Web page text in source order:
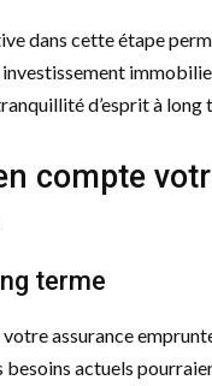
dans cette étape
d’esprit à long
compte
terme
assurance
besoins actuels